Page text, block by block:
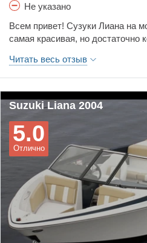
Не указано
Всем привет! Сузуки Лиана на
самая красивая, но достаточно
удобно передвигаться как по
пределами, как зимой так и
переднем приводе, меня более
8-летом; 10-зимой) Японская
ездить и во время обслуживать -
сломается, меняй себе масло и
машиной- рекомендую, как
Читать весь отзыв
Suzuki Liana 2004
Отлично
5.0